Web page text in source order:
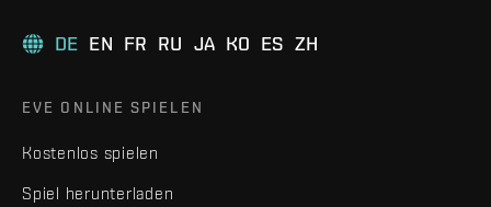
DE EN FR RU JA KO ES ZH
EVE ONLINE SPIELEN
Kostenlos spielen
Spiel herunterladen